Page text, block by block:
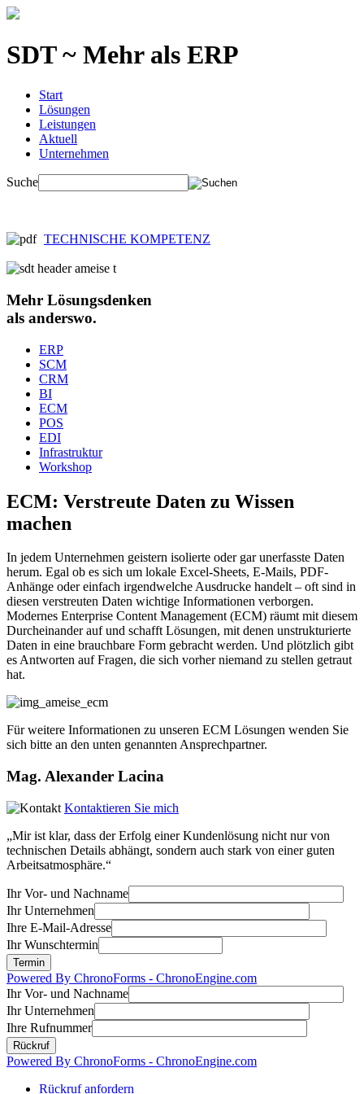
SDT ~ Mehr als ERP
Start
Lösungen
Leistungen
Aktuell
Unternehmen
Suche
TECHNISCHE KOMPETENZ
Mehr Lösungsdenken
als anderswo.
ERP
SCM
CRM
BI
ECM
POS
EDI
Infrastruktur
Workshop
ECM: Verstreute Daten zu Wissen
machen
In jedem Unternehmen geistern isolierte oder gar unerfasste Daten
herum. Egal ob es sich um lokale Excel-Sheets, E-Mails, PDF-
Anhänge oder einfach irgendwelche Ausdrucke handelt – oft sind in
diesen verstreuten Daten wichtige Informationen verborgen.
Modernes Enterprise Content Management (ECM) räumt mit diesem
Durcheinander auf und schafft Lösungen, mit denen unstrukturierte
Daten in eine brauchbare Form gebracht werden. Und plötzlich gibt
es Antworten auf Fragen, die sich vorher niemand zu stellen getraut
hat.
Für weitere Informationen zu unseren ECM Lösungen wenden Sie
sich bitte an den unten genannten Ansprechpartner.
Mag. Alexander Lacina
Kontaktieren Sie mich
„Mir ist klar, dass der Erfolg einer Kundenlösung nicht nur von
technischen Details abhängt, sondern auch stark von einer guten
Arbeitsatmosphäre.“
Ihr Vor- und Nachname
Ihr Unternehmen
Ihre E-Mail-Adresse
Ihr Wunschtermin
Powered By ChronoForms - ChronoEngine.com
Ihr Vor- und Nachname
Ihr Unternehmen
Ihre Rufnummer
Powered By ChronoForms - ChronoEngine.com
Rückruf anfordern